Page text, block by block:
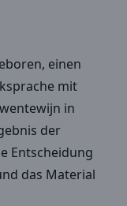
einen
mit
in
der
Entscheidung
das Material